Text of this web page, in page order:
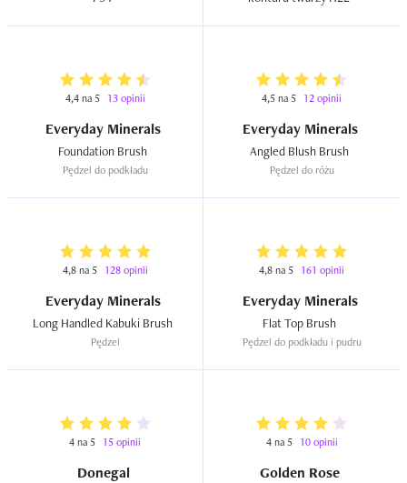
4,4 na 5 13 opinii
Everyday Minerals
Pędzel do podkładu
4,5 na 5 12 opinii
Everyday Minerals
Pędzel do różu
4,8 na 5 128 opinii
Everyday Minerals
Pędzel
4,8 na 5 161 opinii
Everyday Minerals
Pędzel do podkładu i pudru
4 na 5 15 opinii
Donegal
4 na 5 10 opinii
Golden Rose